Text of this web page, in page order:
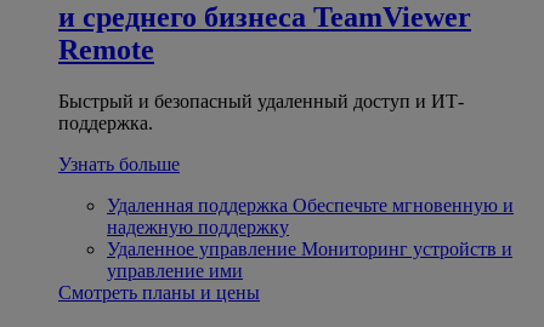
и среднего бизнеса TeamViewer
Remote
Быстрый и безопасный удаленный доступ и ИТ-
поддержка.
Узнать больше
Удаленная поддержка Обеспечьте мгновенную и
надежную поддержку
Удаленное управление Мониторинг устройств и
управление ими
Смотреть планы и цены